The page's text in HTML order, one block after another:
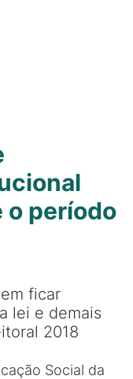
período
ficar
lei e demais
2018
Social da